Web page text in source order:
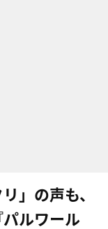
」の声も、
ルワール